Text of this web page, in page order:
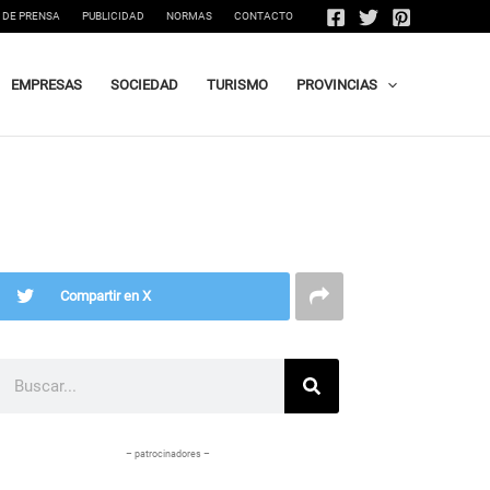
PRENSA PUBLICIDAD NORMAS CONTACTO
EMPRESAS SOCIEDAD TURISMO PROVINCIAS
Compartir en X
– patrocinadores –